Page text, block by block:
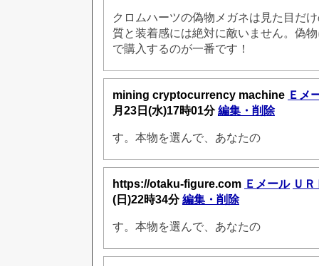
クロムハーツの偽物メガネは見た目だ
質と装着感には絶対に敵いません。偽
で購入するのが一番です！
mining cryptocurrency machine Ｅメ
月23日(水)17時01分編集・削除
す。本物を選んで、あなたの
https://otaku-figure.com Ｅメール ＵＲ
(日)22時34分編集・削除
す。本物を選んで、あなたの